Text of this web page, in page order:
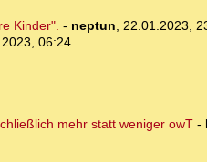
Kinder". - neptun, 22.01.2023,
06:24
mehr statt weniger owT-